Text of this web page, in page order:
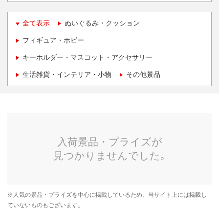
全て表示 ぬいぐるみ・クッション
フィギュア・ホビー
キーホルダー・マスコット・アクセサリー
生活雑貨・インテリア・小物 その他景品